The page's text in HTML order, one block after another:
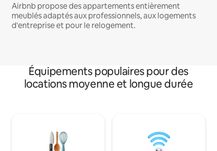
Airbnb propose des appartements entièrement
meublés adaptés aux professionnels, aux logements
d'entreprise et pour le relogement.
Équipements populaires pour des
locations moyenne et longue durée